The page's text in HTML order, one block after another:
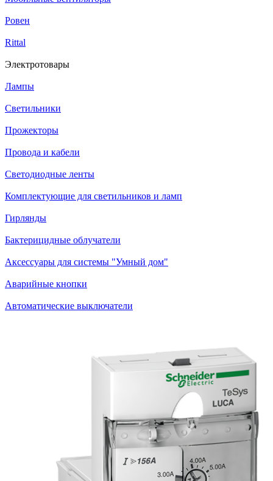
Ровен
Rittal
Электротовары
Лампы
Светильники
Прожекторы
Провода и кабели
Светодиодные ленты
Комплектующие для светильников и ламп
Гирлянды
Бактерицидные облучатели
Аксессуары для системы "Умный дом"
Аварийные кнопки
Автоматические выключатели